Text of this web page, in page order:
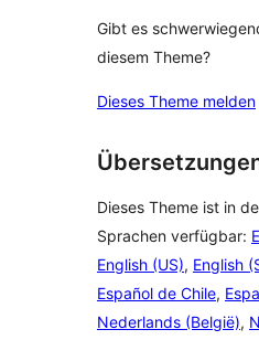
Gibt es
diesem Theme?
Dieses Theme melden
Dieses Theme ist in
Sprachen verfügbar:
English (US), English
Español de Chile,
Nederlands (België),